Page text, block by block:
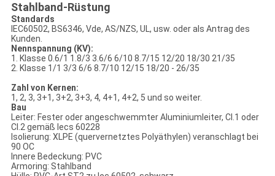
Stahlband-Rüstung
Standards
IEC60502, BS6346, Vde, AS/NZS, UL, usw. oder als Antrag des
Kunden.
Nennspannung (KV):
1. Klasse 0.6/1 1.8/3 3.6/6 6/10 8.7/15 12/20 18/30 21/35
2. Klasse 1/1 3/3 6/6 8.7/10 12/15 18/20 - 26/35
Zahl von Kernen:
1, 2, 3, 3+1, 3+2, 3+3, 4, 4+1, 4+2, 5 und so weiter.
Bau
Leiter: Fester oder angeschwemmter Aluminiumleiter, Cl.1 oder
Cl.2 gemäß Iecs 60228
Isolierung: XLPE (quervernetztes Polyäthylen) veranschlagt bei
90 OC
Innere Bedeckung: PVC
Armoring: Stahlband